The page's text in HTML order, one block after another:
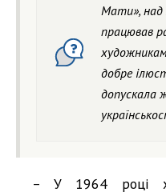
Мати», над
працював
добре
допускала
– У 1964 році